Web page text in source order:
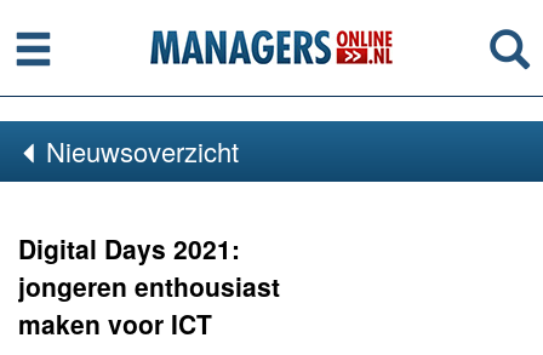
Menu
Nieuwsoverzicht
Digital Days 2021:
jongeren enthousiast
maken voor ICT